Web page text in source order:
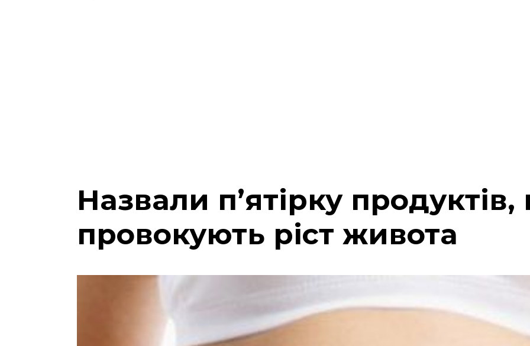
Назвали п’ятірку
провокують ріст живота